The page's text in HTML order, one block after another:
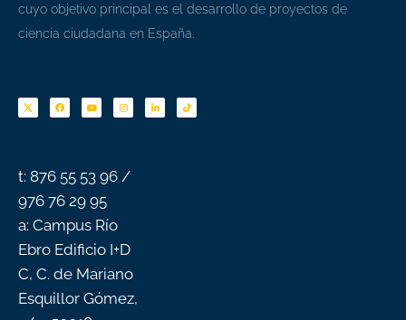
cuyo objetivo principal es el desarrollo de proyectos de
ciencia ciudadana en España.
c
e
b
u
t
u
s
t
a
n
k
e
k
t
o
t: 876 55 53 96 /
976 76 29 95
a: Campus Río
Ebro Edificio I+D
C, C. de Mariano
Esquillor Gómez,